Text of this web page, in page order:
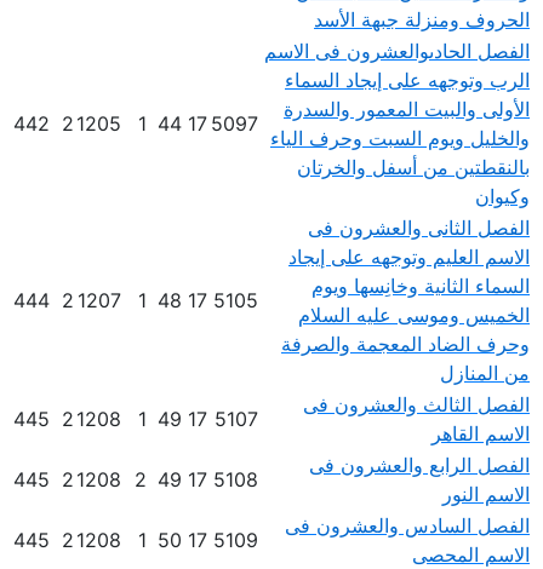
الحروف ومنزلة جبهة الأسد
الفصل الحادىوالعشرون فى الاسم
الرب وتوجهه على إيجاد السماء
الأولى والبيت المعمور والسدرة
والخليل ويوم السبت وحرف الياء
بالنقطتين من أسفل والخرتان
وكيوان
5097
17
44
1
1205
2
442
الفصل الثانى والعشرون فى
الاسم العليم وتوجهه على إيجاد
السماء الثانية وخانِسها ويوم
الخميس وموسى عليه السلام
وحرف الضاد المعجمة والصرفة
من المنازل
5105
17
48
1
1207
2
444
الفصل الثالث والعشرون فى
الاسم القاهر
5107
17
49
1
1208
2
445
الفصل الرابع والعشرون فى
الاسم النور
5108
17
49
2
1208
2
445
الفصل السادس والعشرون فى
الاسم المحصى
5109
17
50
1
1208
2
445